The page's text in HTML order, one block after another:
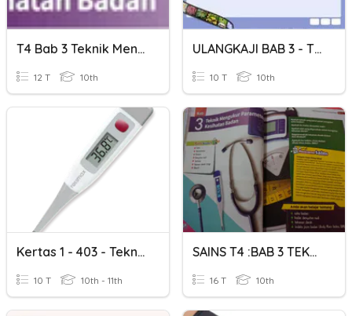
T4 Bab 3 Teknik Mengukur Parameter Kesihatan Badan
12 T 10th
ULANGKAJI BAB 3 - TEKNIK MENGUKUR PARAMETER KESIHATAN BADAN
10 T 10th
Kertas 1 - 403 - Teknik Mengukur Parameter Kesihatan Badan
10 T 10th - 11th
SAINS T4 :BAB 3 TEKNIK MENGUKUR PARAMETER KESIHATAN BADAN
16 T 10th